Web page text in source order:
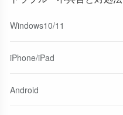
Windows10/11
iPhone/iPad
Android